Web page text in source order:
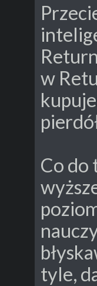
w
Co do
tyle,